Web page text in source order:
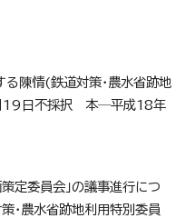
る陳情(鉄道対策・農水省跡地
19日不採択 本─平成18年
定委員会」の議事進行につ
・農水省跡地利用特別委員